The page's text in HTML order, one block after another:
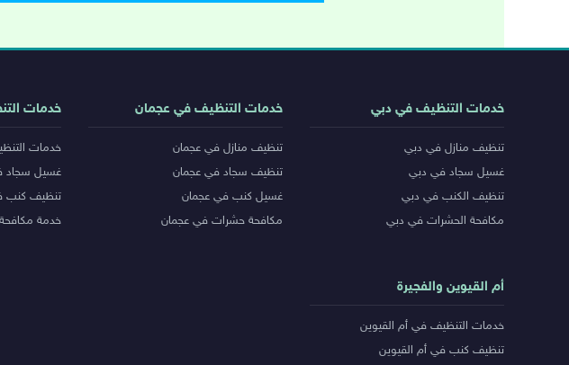
روابط
المدن
خدمات التنظيف في دبي
تنظيف منازل في دبي
غسيل سجاد في دبي
تنظيف الكنب في دبي
مكافحة الحشرات في دبي
خدمات التنظيف في عجمان
تنظيف منازل في عجمان
تنظيف سجاد في عجمان
غسيل كنب في عجمان
مكافحة حشرات في عجمان
خدمات
خدمات
غسيل سجاد
تنظيف كنب
خدمة
أم القيوين والفجيرة
خدمات التنظيف في أم القيوين
تنظيف كنب في أم القيوين